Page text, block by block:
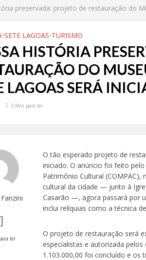
preservada: projeto de restauração do
•SETE LAGOAS•TURISMO
HISTÓRIA
DO
LAGOAS SERÁ
3 Min para ler
ler
O tão esperado projeto de
iniciado. O anúncio foi feito
Patrimônio Cultural
cultural da cidade — junto à
Casarão —, agora passará por
inclui relíquias como a técnica
O projeto de restauração será
especialistas e autorizada
1.103.000,00 foi concluído e os